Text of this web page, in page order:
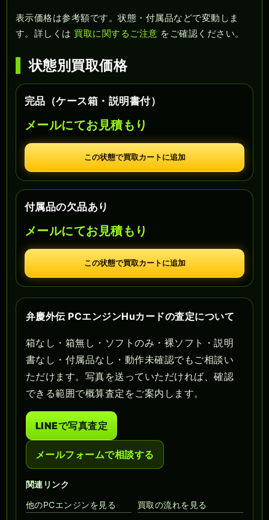
表示価格は参考額です。状態・付属品などで変動しま
す。詳しくは 買取に関するご注意 をご確認ください。
状態別買取価格
完品（ケース箱・説明書付）
メールにてお見積もり
この状態で買取カートに追加
付属品の欠品あり
メールにてお見積もり
この状態で買取カートに追加
弁慶外伝 PCエンジンHuカードの査定について
箱なし・箱無し・ソフトのみ・裸ソフト・説明
書なし・付属品なし・動作未確認でもご相談い
ただけます。写真を送っていただければ、確認
できる範囲で概算査定をご案内します。
LINEで写真査定
メールフォームで相談する
関連リンク
他のPCエンジンを見る
買取の流れを見る